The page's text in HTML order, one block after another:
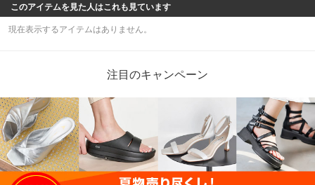
このアイテムを見た人はこれも見ています
現在表示するアイテムはありません。
注目のキャンペーン